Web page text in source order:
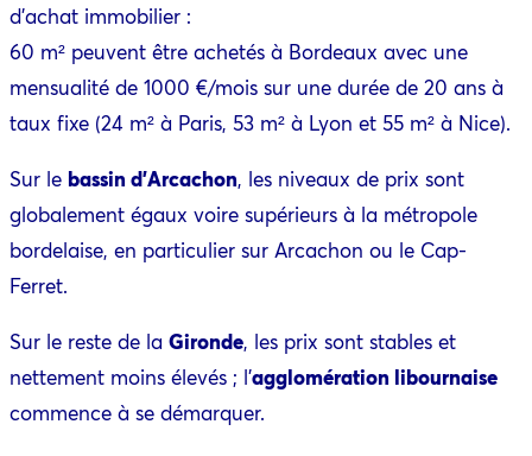
d’achat immobilier :
60 m² peuvent être achetés à Bordeaux avec une
mensualité de 1000 €/mois sur une durée de 20 ans à
taux fixe (24 m² à Paris, 53 m² à Lyon et 55 m² à Nice).
Sur le bassin d’Arcachon, les niveaux de prix sont
globalement égaux voire supérieurs à la métropole
bordelaise, en particulier sur Arcachon ou le Cap-
Ferret.
Sur le reste de la Gironde, les prix sont stables et
nettement moins élevés ; l’agglomération libournaise
commence à se démarquer.